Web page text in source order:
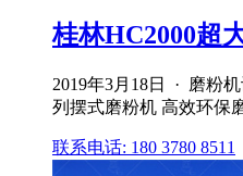
桂林HC2000超
2019年3月18日 · 磨粉
列摆式磨粉机 高效环保
联系电话: 180 3780 8511